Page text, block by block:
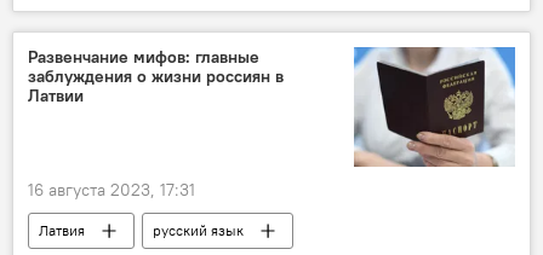
Россия
Украина
Минобороны РФ
военная операция
военнослужащие
ВС РФ
Развенчание мифов: главные
заблуждения о жизни россиян в
Латвии
16 августа 2023, 17:31
Латвия
русский язык